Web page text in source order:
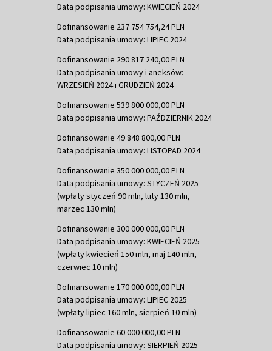
Data podpisania umowy: KWIECIEŃ 2024
Dofinansowanie 237 754 754,24 PLN
Data podpisania umowy: LIPIEC 2024
Dofinansowanie 290 817 240,00 PLN
Data podpisania umowy i aneksów:
WRZESIEŃ 2024 i GRUDZIEŃ 2024
Dofinansowanie 539 800 000,00 PLN
Data podpisania umowy: PAŹDZIERNIK 2024
Dofinansowanie 49 848 800,00 PLN
Data podpisania umowy: LISTOPAD 2024
Dofinansowanie 350 000 000,00 PLN
Data podpisania umowy: STYCZEŃ 2025
(wpłaty styczeń 90 mln, luty 130 mln,
marzec 130 mln)
Dofinansowanie 300 000 000,00 PLN
Data podpisania umowy: KWIECIEŃ 2025
(wpłaty kwiecień 150 mln, maj 140 mln,
czerwiec 10 mln)
Dofinansowanie 170 000 000,00 PLN
Data podpisania umowy: LIPIEC 2025
(wpłaty lipiec 160 mln, sierpień 10 mln)
Dofinansowanie 60 000 000,00 PLN
Data podpisania umowy: SIERPIEŃ 2025